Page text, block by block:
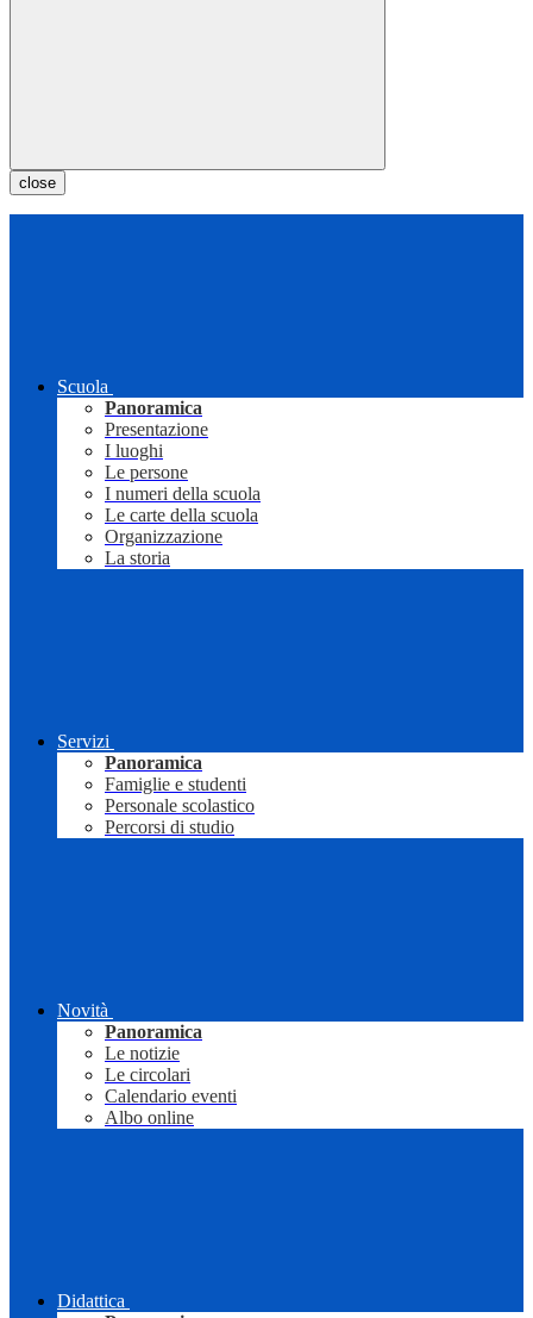
close
Scuola
Panoramica
Presentazione
I luoghi
Le persone
I numeri della scuola
Le carte della scuola
Organizzazione
La storia
Servizi
Panoramica
Famiglie e studenti
Personale scolastico
Percorsi di studio
Novità
Panoramica
Le notizie
Le circolari
Calendario eventi
Albo online
Didattica